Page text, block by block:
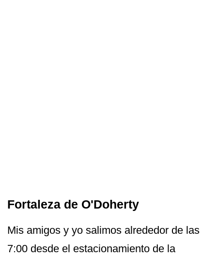
Fortaleza de O'Doherty
Mis amigos y yo salimos alrededor de las
7:00 desde el estacionamiento de la